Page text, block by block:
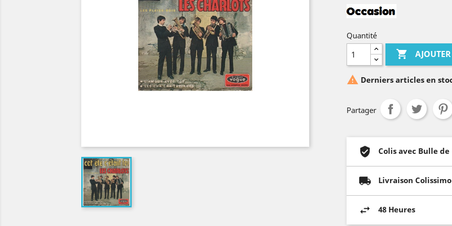
Quantité

 Derniers articles en
Partager
Colis avec Bulle
Livraison Colissimo
48 Heures